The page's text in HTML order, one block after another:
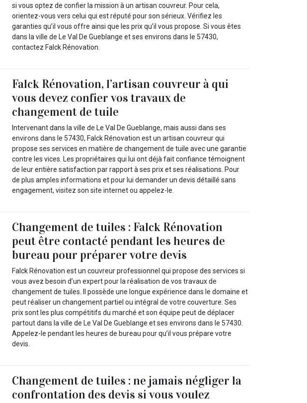
si vous optez de confier la mission à un artisan couvreur. Pour cela,
orientez-vous vers celui qui est réputé pour son sérieux. Vérifiez les
garanties qu’il vous offre ainsi que les prix qu’il vous propose. Si vous êtes
dans la ville de Le Val De Gueblange et ses environs dans le 57430,
contactez Falck Rénovation.
Falck Rénovation, l’artisan couvreur à qui
vous devez confier vos travaux de
changement de tuile
Intervenant dans la ville de Le Val De Gueblange, mais aussi dans ses
environs dans le 57430, Falck Rénovation est un artisan couvreur qui
propose ses services en matière de changement de tuile avec une garantie
contre les vices. Les propriétaires qui lui ont déjà fait confiance témoignent
de leur entière satisfaction par rapport à ses prix et ses réalisations. Pour
de plus amples informations et pour lui demander un devis détaillé sans
engagement, visitez son site internet ou appelez-le.
Changement de tuiles : Falck Rénovation
peut être contacté pendant les heures de
bureau pour préparer votre devis
Falck Rénovation est un couvreur professionnel qui propose des services si
vous avez besoin d’un expert pour la réalisation de vos travaux de
changement de tuiles. Il possède une longue expérience dans le domaine et
peut réaliser un changement partiel ou intégral de votre couverture. Ses
prix sont les plus compétitifs du marché et son équipe peut de déplacer
partout dans la ville de Le Val De Gueblange et ses environs dans le 57430.
Appelez-le pendant les heures de bureau pour qu’il vous prépare votre
devis.
Changement de tuiles : ne jamais négliger la
confrontation des devis si vous voulez